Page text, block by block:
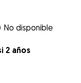
No disponible
2 años